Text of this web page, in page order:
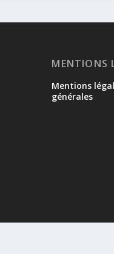
MENTIONS
Mentions
générales